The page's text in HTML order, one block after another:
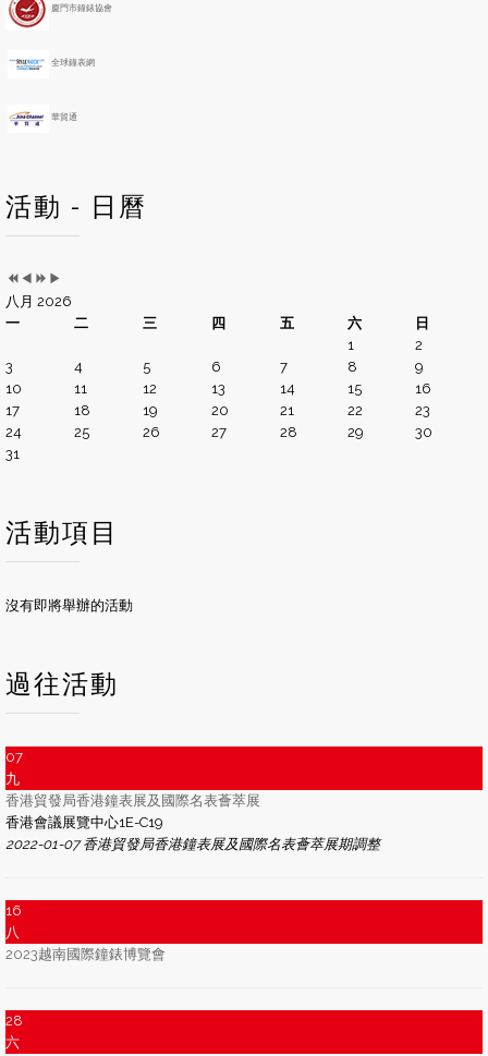
廈門市鐘錶協會
全球鐘表網
華貿通
活動 - 日曆
h
八月 2026
一
二 三 四 五 六
日
1
2
3
4 5 6 7 8
9
10
11 12 13 14 15
16
17
18 19 20 21 22
23
24
25 26 27 28 29
30
31
活動項目
沒有即將舉辦的活動
過往活動
07
九
香港貿發局香港鐘表展及國際名表薈萃展
香港會議展覽中心1E-C19
2022-01-07 香港貿發局香港鐘表展及國際名表薈萃展期調整
16
八
2023越南國際鐘錶博覽會
28
六